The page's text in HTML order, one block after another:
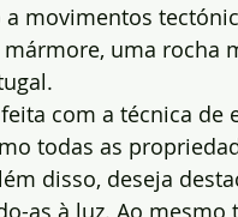
movimentos
uma rocha
com a técnica
todas as
disso, deseja
as à luz. Ao